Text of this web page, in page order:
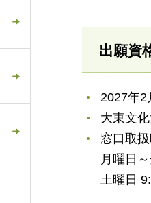
出願資
2027年
大東文
窓口取
月曜日
土曜日